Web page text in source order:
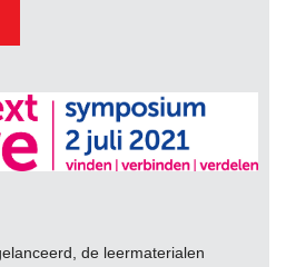
de leermaterialen